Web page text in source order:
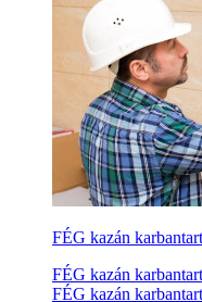
FÉG kazán
FÉG kazán
FÉG kazán